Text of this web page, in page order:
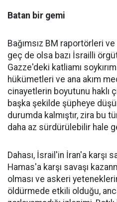
Batan bir gemi
Bağımsız BM raportörleri
geç de olsa bazı İsrailli
Gazze'deki katliamı
hükümetleri ve ana akım
cinayetlerin boyutunu haklı
başka şekilde şüpheye
durumda kalmıştır, zira bu
daha az sürdürülebilir hale
Dahası, İsrail'in İran'a karşı
Hamas'a karşı savaşı
olması ve askeri
öldürmede etkili olduğu,